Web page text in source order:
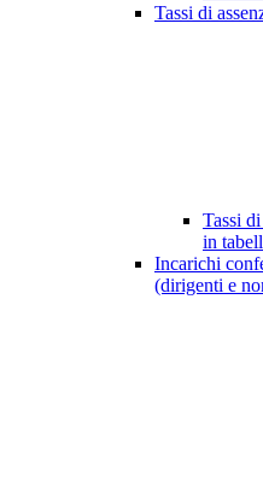
Tassi di
Tassi
in
Incarichi
(dirigenti e